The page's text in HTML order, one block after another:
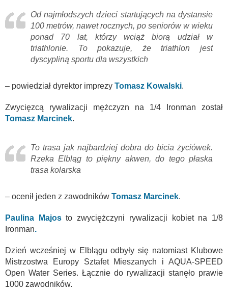
Od najmłodszych dzieci startujących na dystansie
100 metrów, nawet rocznych, po seniorów w wieku
ponad 70 lat, którzy wciąż biorą udział w
triathlonie. To pokazuje, że triathlon jest
dyscypliną sportu dla wszystkich
– powiedział dyrektor imprezy Tomasz Kowalski.
Zwycięzcą rywalizacji mężczyzn na 1/4 Ironman został
Tomasz Marcinek.
To trasa jak najbardziej dobra do bicia życiówek.
Rzeka Elbląg to piękny akwen, do tego płaska
trasa kolarska
– ocenił jeden z zawodników Tomasz Marcinek.
Paulina Majosto zwyciężczyni rywalizacji kobiet na 1/8
Ironman.
Dzień wcześniej w Elblągu odbyły się natomiast Klubowe
Mistrzostwa Europy Sztafet Mieszanych i AQUA-SPEED
Open Water Series. Łącznie do rywalizacji stanęło prawie
1000 zawodników.